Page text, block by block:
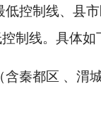
低控制线、县
制线。具体如
含秦都区 、渭